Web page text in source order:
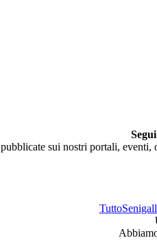
sui nostri portali,